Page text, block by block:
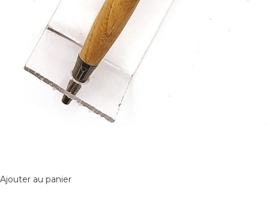
Ajouter au panier